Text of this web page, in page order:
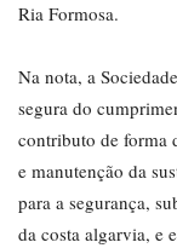
Ria Formosa.
Na nota, a
segura do
contributo de forma
e manutenção da
para a segurança,
da costa algarvia, e